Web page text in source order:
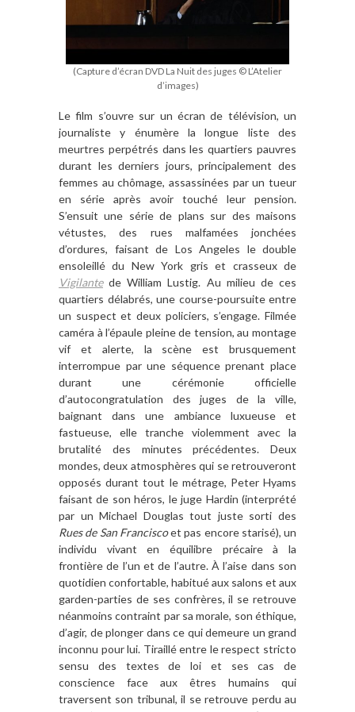
(Capture d’écran DVD La Nuit des juges © L’Atelier
d’images)
Le film s’ouvre sur un écran de télévision, un
journaliste y énumère la longue liste des
meurtres perpétrés dans les quartiers pauvres
durant les derniers jours, principalement des
femmes au chômage, assassinées par un tueur
en série après avoir touché leur pension.
S’ensuit une série de plans sur des maisons
vétustes, des rues malfamées jonchées
d’ordures, faisant de Los Angeles le double
ensoleillé du New York gris et crasseux de
Vigilantede William Lustig. Au milieu de ces
quartiers délabrés, une course-poursuite entre
un suspect et deux policiers, s’engage. Filmée
caméra à l’épaule pleine de tension, au montage
vif et alerte, la scène est brusquement
interrompue par une séquence prenant place
durant une cérémonie officielle
d’autocongratulation des juges de la ville,
baignant dans une ambiance luxueuse et
fastueuse, elle tranche violemment avec la
brutalité des minutes précédentes. Deux
mondes, deux atmosphères qui se retrouveront
opposés durant tout le métrage, Peter Hyams
faisant de son héros, le juge Hardin (interprété
par un Michael Douglas tout juste sorti des
Rues de San Franciscoet pas encore starisé), un
individu vivant en équilibre précaireàla
frontière de l’un et de l’autre. Àl’aise dans son
quotidien confortable, habitué aux salons et aux
garden-parties de ses confrères, il se retrouve
néanmoins contraint par sa morale, son éthique,
d’agir, de plonger dans ce qui demeure un grand
inconnu pour lui. Tiraillé entre le respect stricto
sensu des textes de loi et ses cas de
conscience face aux êtres humains qui
traversent son tribunal, il se retrouve perdu au